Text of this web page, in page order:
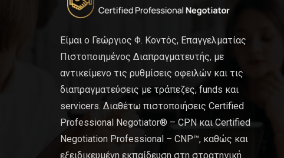
Είμαι ο Γεώργιος Φ. Κοντός, Επαγγελματίας
Πιστοποιημένος Διαπραγματευτής, με
αντικείμενο τις ρυθμίσεις οφειλών και τις
διαπραγματεύσεις με τράπεζες, funds και
servicers. Διαθέτω πιστοποιήσεις Certified
Professional Negotiator® – CPN και Certified
Negotiation Professional – CNP™, καθώς και
εξειδικευμένη εκπαίδευση στη στρατηγική